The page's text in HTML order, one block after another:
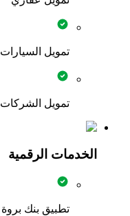
تمويل السيارات
تمويل الشركات
الخدمات الرقمية
تطبيق بنك بروة